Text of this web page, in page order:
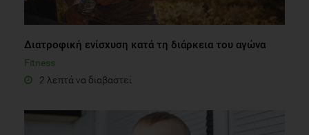
Διατροφική ενίσχυση κατά τη διάρκεια του αγώνα
Fitness
2 λεπτά να διαβαστεί